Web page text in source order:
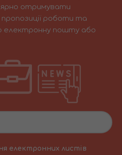
отримувати
пропозиції роботи та
електронну пошту або
електронних листів